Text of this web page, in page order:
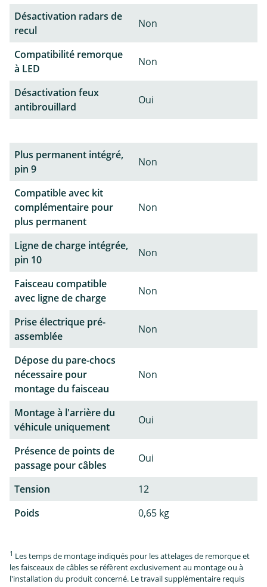
Désactivation radars de
recul
Non
Compatibilité remorque
à LED
Non
Désactivation feux
antibrouillard
Oui
Plus permanent intégré,
pin 9
Non
Compatible avec kit
complémentaire pour
plus permanent
Non
Ligne de charge intégrée,
pin 10
Non
Faisceau compatible
avec ligne de charge
Non
Prise électrique pré-
assemblée
Non
Dépose du pare-chocs
nécessaire pour
montage du faisceau
Non
Montage à l'arrière du
véhicule uniquement
Oui
Présence de points de
passage pour câbles
Oui
Tension
12
Poids
0,65 kg
1 Les temps de montage indiqués pour les attelages de remorque et
les faisceaux de câbles se réfèrent exclusivement au montage ou à
l'installation du produit concerné. Le travail supplémentaire requis